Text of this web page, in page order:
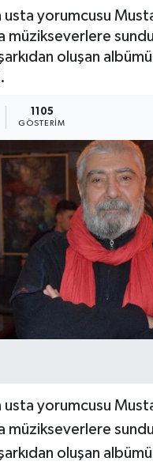
usta yorumcusu
müzikseverlere
oluşan
1105
GÖSTERIM
usta yorumcusu
müzikseverlere
oluşan